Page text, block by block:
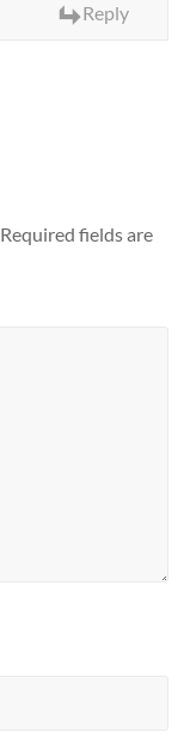
Reply
Required fields are